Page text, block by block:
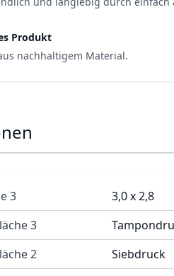
Produkt
nachhaltigem Material.
3
3,0 x 2,8
3
2
Siebdruck